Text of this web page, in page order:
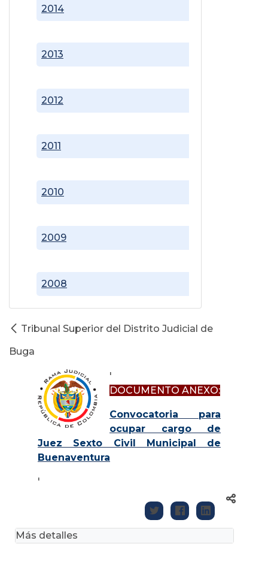
2008
2009
2010
2011
2012
2013
2014
Tribunal Superior del Distrito Judicial de
Buga
'
DOCUMENTO ANEXO:
Convocatoria para
ocupar cargo de
Juez Sexto Civil Municipal de
Buenaventura
'
Más detalles